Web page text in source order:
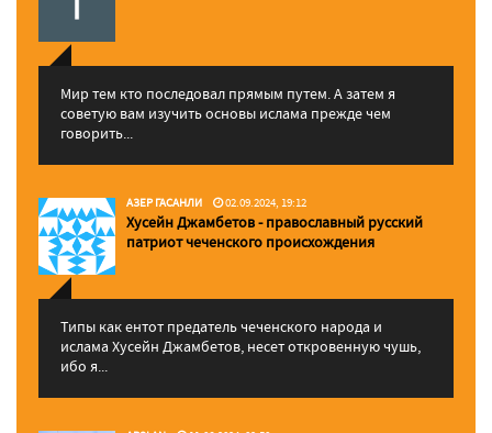
Мир тем кто последовал прямым путем. А затем я
советую вам изучить основы ислама прежде чем
говорить...
АЗЕР ГАСАНЛИ 02.09.2024, 19:12
Хусейн Джамбетов - православный русский
патриот чеченского происхождения
Типы как ентот предатель чеченского народа и
ислама Хусейн Джамбетов, несет откровенную чушь,
ибо я...